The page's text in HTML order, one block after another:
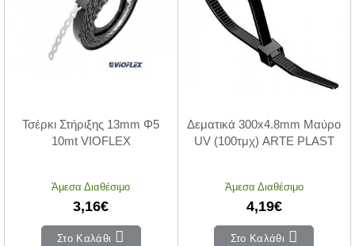
Τσέρκι Στήριξης 13mm Φ5
10mt VIOFLEX
Άμεσα Διαθέσιμο
3,16€
Στο Καλάθι
Δεματικά 300x4.8mm Μαύρο
UV (100τμχ) ARTE PLAST
Άμεσα Διαθέσιμο
4,19€
Στο Καλάθι